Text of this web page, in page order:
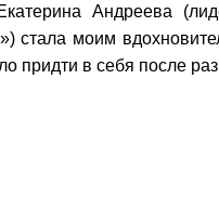
Андреева
стала моим
придти в себя после